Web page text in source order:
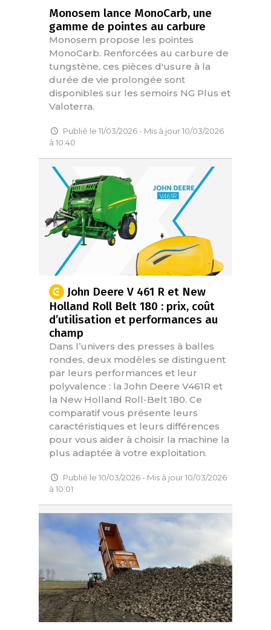
Monosem lance MonoCarb, une
gamme de pointes au carbure
Monosem propose les pointes
MonoCarb. Renforcées au carbure de
tungstène, ces pièces d'usure à la
durée de vie prolongée sont
disponibles sur les semoirs NG Plus et
Valoterra.
Publié le 11/03/2026 - Mis à jour 10/03/2026
à 10:40
John Deere V 461 R et New
Holland Roll Belt 180 : prix, coût
d’utilisation et performances au
champ
Dans l’univers des presses à balles
rondes, deux modèles se distinguent
par leurs performances et leur
polyvalence : la John Deere V461R et
la New Holland Roll-Belt 180. Ce
comparatif vous présente leurs
caractéristiques et leurs différences
pour vous aider à choisir la machine la
plus adaptée à votre exploitation.
Publié le 10/03/2026 - Mis à jour 10/03/2026
à 10:01